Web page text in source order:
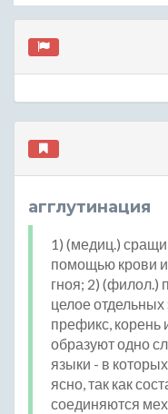
агглутинация
1) (медиц.)
помощью крови
гноя; 2) (филол.)
целое
префикс, корень
образуют одно
языки - в
ясно, так как
соединяются